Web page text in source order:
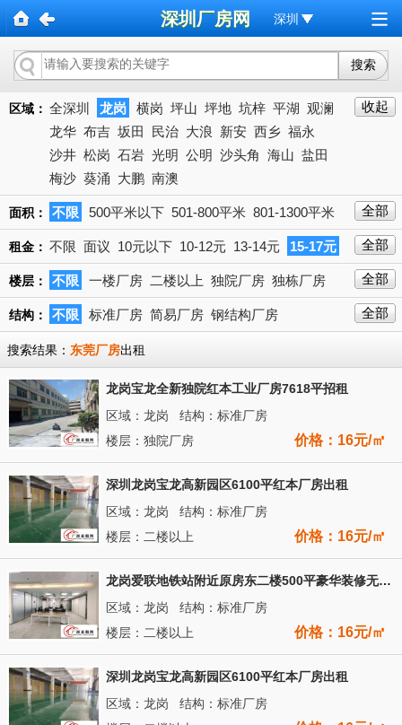
深圳厂房网 深圳
下拉
区域： 全深圳 龙岗 横岗 坪山 坪地 坑梓 平湖 观澜
龙华 布吉 坂田 民治 大浪 新安 西乡 福永
沙井 松岗 石岩 光明 公明 沙头角 海山 盐田
梅沙 葵涌 大鹏 南澳
收起
面积： 不限 500平米以下 501-800平米 801-1300平米
3001-5000平米
全部
租金： 不限 面议 10元以下 10-12元 13-14元
15-17元
18-20元
36-40元
全部
楼层： 不限 一楼厂房 二楼以上 独院厂房 独栋厂房 全部
结构： 不限 标准厂房 简易厂房 钢结构厂房 全部
搜索结果： 东莞厂房出租
龙岗宝龙全新独院红本工业厂房7618平招租
区域：龙岗 结构：标准厂房
楼层：独院厂房
价格：16元/㎡
深圳龙岗宝龙高新园区6100平红本厂房出租
区域：龙岗 结构：标准厂房
楼层：二楼以上
价格：16元/㎡
龙岗爱联地铁站附近原房东二楼500平豪华装修无需转让费
区域：龙岗 结构：标准厂房
楼层：二楼以上
价格：16元/㎡
深圳龙岗宝龙高新园区6100平红本厂房出租
区域：龙岗 结构：标准厂房